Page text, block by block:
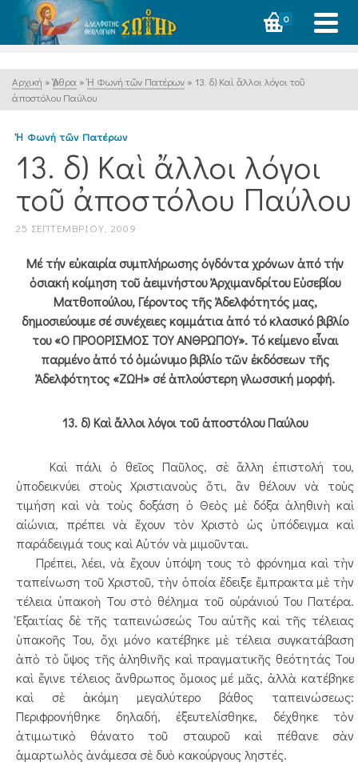
0
Αρχική » Ἄρθρα » Ἡ Φωνή τῶν Πατέρων » 13. δ) Καὶ ἄλλοι λόγοι τοῦ
ἀποστόλου Παύλου
Ἡ Φωνή τῶν Πατέρων
13. δ) Καὶ ἄλλοι λόγοι
τοῦ ἀποστόλου Παύλου
25 ΣΕΠΤΕΜΒΡΊΟΥ, 2009
Μέ τήν εὐκαιρία συμπλήρωσης ὀγδόντα χρόνων ἀπό τήν
ὁσιακή κοίμηση τοῦ ἀειμνήστου Ἀρχιμανδρίτου Εὐσεβίου
Ματθοπούλου, Γέροντος τῆς Ἀδελφότητός μας,
δημοσιεύουμε σέ συνέχειες κομμάτια ἀπό τό κλασικό βιβλίο
του «Ο ΠΡΟΟΡΙΣΜΟΣ ΤΟΥ ΑΝΘΡΩΠΟΥ». Τό κείμενο εἶναι
παρμένο ἀπό τό ὁμώνυμο βιβλίο τῶν ἐκδόσεων τῆς
Ἀδελφότητος «ΖΩΗ» σέ ἁπλούστερη γλωσσική μορφή.
13. δ) Καὶ ἄλλοι λόγοι τοῦ ἀποστόλου Παύλου
Καὶ πάλι ὁ θεῖος Παῦλος, σὲ ἄλλη ἐπιστολή του,
ὑποδεικνύει στοὺς Χριστιανοὺς ὅτι, ἂν θέλουν νὰ τοὺς
τιμήση καὶ νὰ τοὺς δοξάση ὁ Θεὸς μὲ δόξα ἀληθινὴ καὶ
αἰώνια, πρέπει νὰ ἔχουν τὸν Χριστὸ ὡς ὑπόδειγμα καὶ
παράδειγμά τους καὶ Αὐτόν νὰ μιμοῦνται.
Πρέπει, λέει, νὰ ἔχουν ὑπόψη τους τὸ φρόνημα καὶ τὴν
ταπείνωση τοῦ Χριστοῦ, τὴν ὁποία ἔδειξε ἔμπρακτα μὲ τὴν
τέλεια ὑπακοὴ Του στὸ θέλημα τοῦ οὐράνιού Του Πατέρα.
Ἐξαιτίας δὲ τῆς ταπεινώσεώς Του αὐτῆς καὶ τῆς τέλειας
ὑπακοῆς Του, ὄχι μόνο κατέβηκε μὲ τέλεια συγκατάβαση
ἀπὸ τὸ ὕψος τῆς ἀληθινῆς καὶ πραγματικῆς θεότητάς Του
καὶ ἔγινε τέλειος ἄνθρωπος ὅμοιος μέ μᾶς, ἀλλὰ κατέβηκε
καὶ σὲ ἀκόμη μεγαλύτερο βάθος ταπεινώσεως:
Περιφρονήθηκε δηλαδή, ἐξευτελίσθηκε, δέχθηκε τὸν
ἀτιμωτικὸ θάνατο τοῦ σταυροῦ καὶ πέθανε σὰν
ἁμαρτωλὸς ἀνάμεσα σὲ δυὸ κακούργους ληστές.